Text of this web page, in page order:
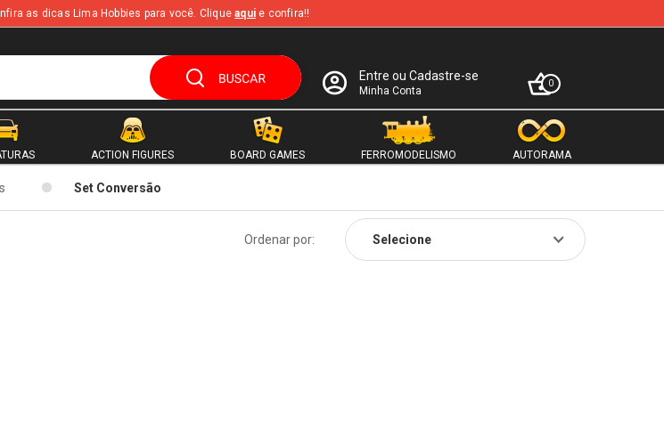
as dicas Lima Hobbies para você. Cliqueaqui e confira!!
Entre ou Cadastre-se
Minha Conta
0
ACTION FIGURES BOARD GAMES FERROMODELISMO AUTORAMA
Set Conversão
Ordenar por: